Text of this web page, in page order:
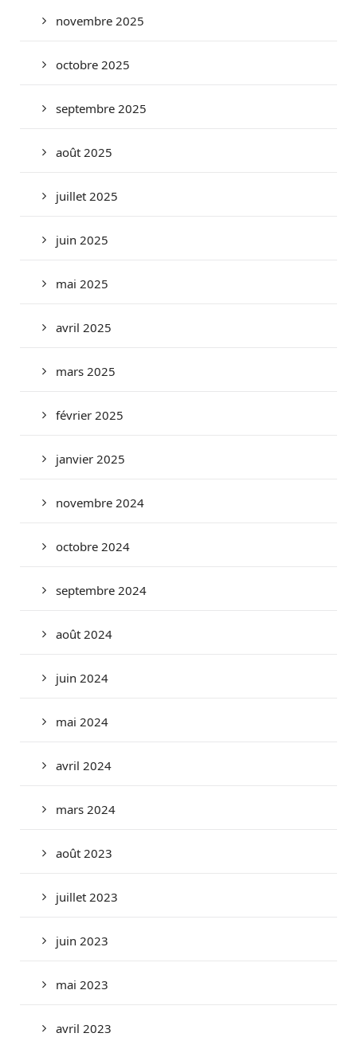
novembre 2025
octobre 2025
septembre 2025
août 2025
juillet 2025
juin 2025
mai 2025
avril 2025
mars 2025
février 2025
janvier 2025
novembre 2024
octobre 2024
septembre 2024
août 2024
juin 2024
mai 2024
avril 2024
mars 2024
août 2023
juillet 2023
juin 2023
mai 2023
avril 2023